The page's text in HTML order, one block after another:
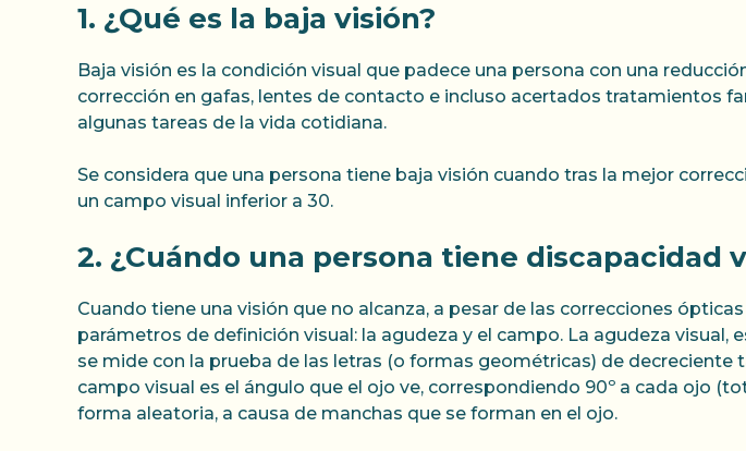
1. ¿Qué es la baja visión?
Baja visión es la condición visual que padece una persona con una
corrección en gafas, lentes de contacto e incluso acertados tratamientos
algunas tareas de la vida cotidiana.
Se considera que una persona tiene baja visión cuando tras la mejor
un campo visual inferior a 30.
2. ¿Cuándo una persona tiene discapacidad
Cuando tiene una visión que no alcanza, a pesar de las correcciones
parámetros de definición visual: la agudeza y el campo. La agudeza
se mide con la prueba de las letras (o formas geométricas) de decreciente
campo visual es el ángulo que el ojo ve, correspondiendo 90º a cada ojo
forma aleatoria, a causa de manchas que se forman en el ojo.